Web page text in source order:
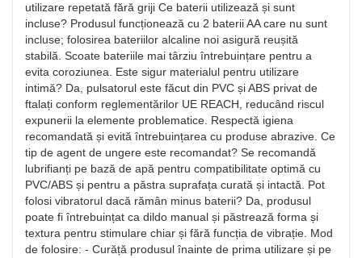
utilizare repetată fără griji Ce baterii utilizează și sunt
incluse? Produsul funcționează cu 2 baterii AA care nu sunt
incluse; folosirea bateriilor alcaline noi asigură reușită
stabilă. Scoate bateriile mai târziu întrebuințare pentru a
evita coroziunea. Este sigur materialul pentru utilizare
intimă? Da, pulsatorul este făcut din PVC și ABS privat de
ftalați conform reglementărilor UE REACH, reducând riscul
expunerii la elemente problematice. Respectă igiena
recomandată și evită întrebuințarea cu produse abrazive. Ce
tip de agent de ungere este recomandat? Se recomandă
lubrifianți pe bază de apă pentru compatibilitate optimă cu
PVC/ABS și pentru a păstra suprafața curată și intactă. Pot
folosi vibratorul dacă rămân minus baterii? Da, produsul
poate fi întrebuințat ca dildo manual și păstrează forma și
textura pentru stimulare chiar și fără funcția de vibrație. Mod
de folosire: - Curăță produsul înainte de prima utilizare și pe